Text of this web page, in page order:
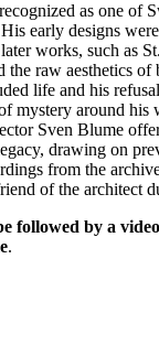
as one of
early designs
works, such as
the raw aesthetics of
life and his
mystery around his
Sven Blume
drawing on
from the
of the architect
followed by a
.